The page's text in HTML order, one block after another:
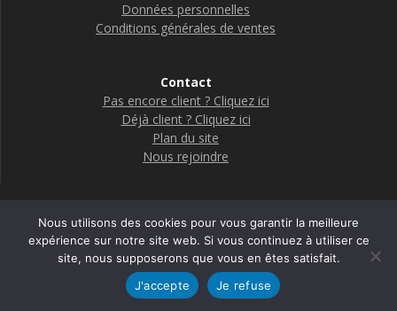
Données personnelles
Conditions générales de ventes
Contact
Pas encore client ? Cliquez ici
Déjà client ? Cliquez ici
Plan du site
Nous rejoindre
Boutique Adelya Textile Care
© 2026 Adelya
Nous utilisons des cookies pour vous garantir la meilleure
expérience sur notre site web. Si vous continuez à utiliser ce
site, nous supposerons que vous en êtes satisfait.
J'accepte
Je refuse